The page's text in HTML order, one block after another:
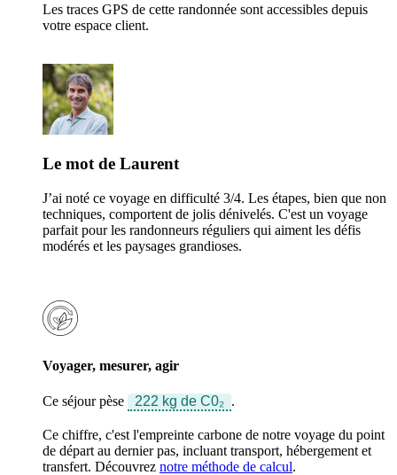
Les traces GPS de cette randonnée sont accessibles depuis
votre espace client.
Le mot de Laurent
J’ai noté ce voyage en difficulté 3/4. Les étapes, bien que non
techniques, comportent de jolis dénivelés. C'est un voyage
parfait pour les randonneurs réguliers qui aiment les défis
modérés et les paysages grandioses.
Voyager, mesurer, agir
Ce séjour pèse 222 kg de C0₂ .
Ce chiffre, c'est l'empreinte carbone de notre voyage du point
de départ au dernier pas, incluant transport, hébergement et
transfert. Découvrez notre méthode de calcul.